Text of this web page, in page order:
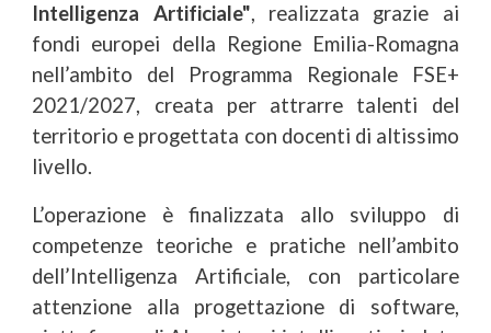
Intelligenza Artificiale", realizzata grazie ai
fondi europei della Regione Emilia-Romagna
nell’ambito del Programma Regionale FSE+
2021/2027, creata per attrarre talenti del
territorio e progettata con docenti di altissimo
livello.
L’operazione è finalizzata allo sviluppo di
competenze teoriche e pratiche nell’ambito
dell’Intelligenza Artificiale, con particolare
attenzione alla progettazione di software,